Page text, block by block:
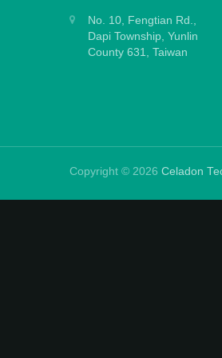
No. 10, Fengtian Rd.,
Dapi Township, Yunlin
County 631, Taiwan
अधिक पढ़ें
Copyright © 2026 Celadon